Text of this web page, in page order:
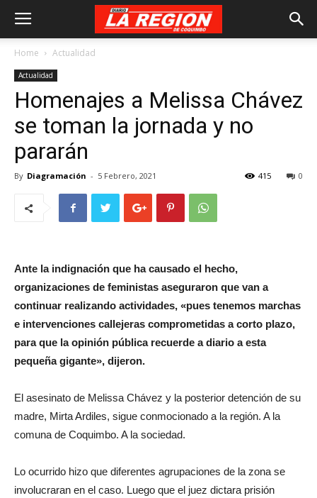
Home Actualidad
Actualidad
Homenajes a Melissa Chávez
se toman la jornada y no
pararán
By Diagramación - 5 Febrero, 2021 0
415
Ante la indignación que ha causado el hecho,
organizaciones de feministas aseguraron que van a
continuar realizando actividades, «pues tenemos marchas
e intervenciones callejeras comprometidas a corto plazo,
para que la opinión pública recuerde a diario a esta
pequeña gigante», dijeron.
El asesinato de Melissa Chávez y la posterior detención de su
madre, Mirta Ardiles, sigue conmocionado a la región. A la
comuna de Coquimbo. A la sociedad.
Lo ocurrido hizo que diferentes agrupaciones de la zona se
involucraran en el caso. Luego que el juez dictara prisión